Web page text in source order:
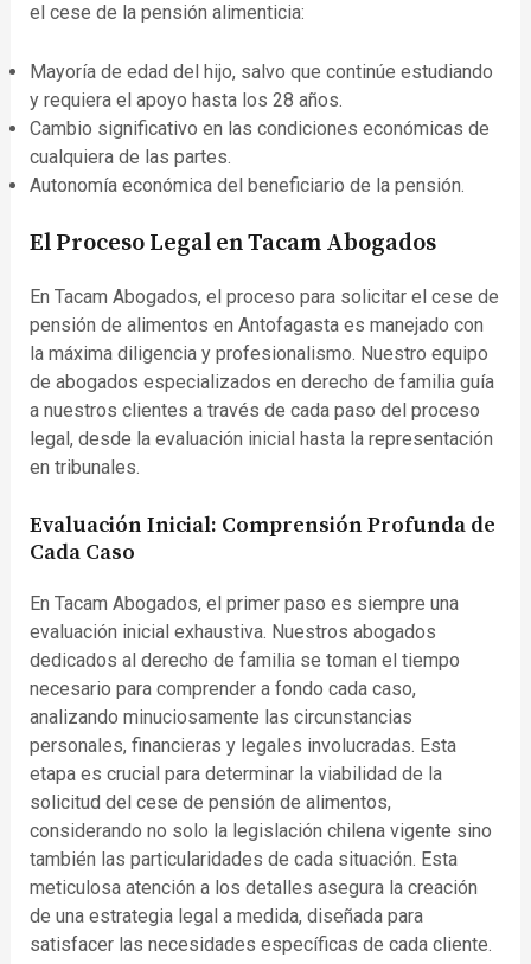
el cese de la pensión alimenticia:
Mayoría de edad del hijo, salvo que continúe estudiando
y requiera el apoyo hasta los 28 años.
Cambio significativo en las condiciones económicas de
cualquiera de las partes.
Autonomía económica del beneficiario de la pensión.
El Proceso Legal en Tacam Abogados
En Tacam Abogados, el proceso para solicitar el cese de
pensión de alimentos en Antofagasta es manejado con
la máxima diligencia y profesionalismo. Nuestro equipo
de abogados especializados en derecho de familia guía
a nuestros clientes a través de cada paso del proceso
legal, desde la evaluación inicial hasta la representación
en tribunales.
Evaluación Inicial: Comprensión Profunda de
Cada Caso
En Tacam Abogados, el primer paso es siempre una
evaluación inicial exhaustiva. Nuestros abogados
dedicados al derecho de familia se toman el tiempo
necesario para comprender a fondo cada caso,
analizando minuciosamente las circunstancias
personales, financieras y legales involucradas. Esta
etapa es crucial para determinar la viabilidad de la
solicitud del cese de pensión de alimentos,
considerando no solo la legislación chilena vigente sino
también las particularidades de cada situación. Esta
meticulosa atención a los detalles asegura la creación
de una estrategia legal a medida, diseñada para
satisfacer las necesidades específicas de cada cliente.